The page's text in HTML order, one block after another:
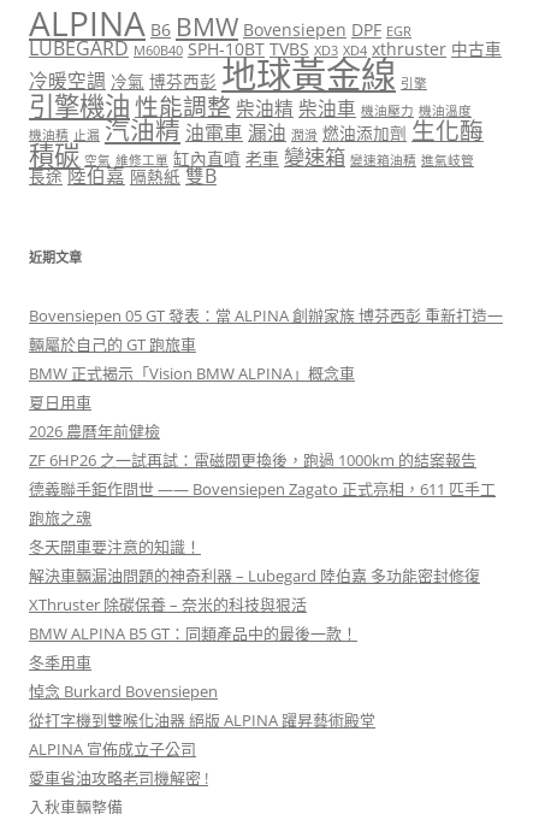
ALPINA B6 BMW Bovensiepen DPF EGR
LUBEGARD M60B40 SPH-10BT TVBS XD3 XD4 xthruster 中古車
冷暖空調 冷氣 博芬西彭 地球黃金線 引擎
引擎機油性能調整 柴油精 柴油車 機油壓力 機油溫度
機油精 止漏 汽油精 油電車 漏油 潤滑 燃油添加劑 生化酶
積碳 空氣 維修工單 缸內直噴 老車 變速箱 變速箱油精 進氣岐管
長途 陸伯嘉 隔熱紙 雙B
近期文章
Bovensiepen 05 GT 發表：當 ALPINA 創辦家族 博芬西彭 重新打造一
輛屬於自己的 GT 跑旅車
BMW 正式揭示「Vision BMW ALPINA」概念車
夏日用車
2026 農曆年前健檢
ZF 6HP26 之一試再試：電磁閥更換後，跑過 1000km 的結案報告
德義聯手鉅作問世 —— Bovensiepen Zagato 正式亮相，611 匹手工
跑旅之魂
冬天開車要注意的知識！
解決車輛漏油問題的神奇利器 – Lubegard 陸伯嘉 多功能密封修復
XThruster 除碳保養 – 奈米的科技與狠活
BMW ALPINA B5 GT：同類產品中的最後一款！
冬季用車
悼念 Burkard Bovensiepen
從打字機到雙喉化油器 絕版 ALPINA 躍昇藝術殿堂
ALPINA 宣佈成立子公司
愛車省油攻略老司機解密 !
入秋車輛整備